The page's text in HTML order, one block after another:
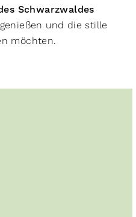
Schwarzwaldes
und die stille
möchten.